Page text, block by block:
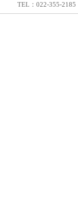
TEL：022-355-